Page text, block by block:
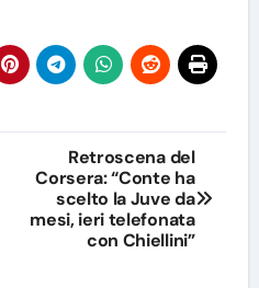
Retroscena del
Corsera: “Conte ha
scelto la Juve da
mesi, ieri telefonata
con Chiellini”